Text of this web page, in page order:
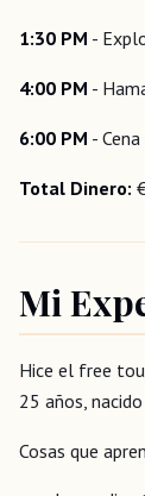
1:30 PM -
4:00 PM -
6:00 PM -
Total Dinero:
Mi
Hice el free
25 años,
Cosas que